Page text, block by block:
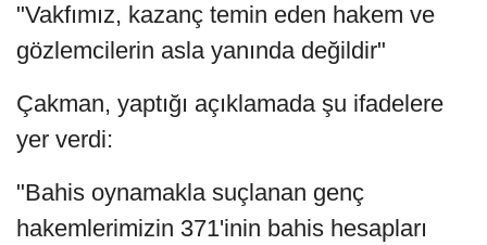
"Vakfımız, kazanç temin eden hakem ve
gözlemcilerin asla yanında değildir"
Çakman, yaptığı açıklamada şu ifadelere
yer verdi:
"Bahis oynamakla suçlanan genç
hakemlerimizin 371'inin bahis hesapları